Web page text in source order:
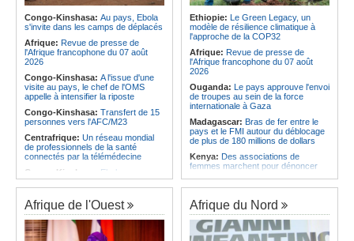
Sénégal craque au 3e quart-temps
et s'incline face à la Tunisie (44-43)
Afrique du Nord:Santé - La
Tunisie troisième pays arabe et 49e
au monde
Angola:La nouvelle loi renforce la
protection des institutions contre les
cyberattaques, selon Mário Oliveira
Angola:Le pays criminalise la
diffusion de fausses informations
sur Internet
Congo-Kinshasa: Au pays, Ebola
s'invite dans les camps de déplacés
Afrique: Revue de presse de
l'Afrique francophone du 07 août
2026
Congo-Kinshasa: A l'issue d'une
visite au pays, le chef de l'OMS
appelle à intensifier la riposte
Congo-Kinshasa: Transfert de 15
personnes vers l'AFC/M23
Centrafrique: Un réseau mondial
de professionnels de la santé
connectés par la télémédecine
Congo-Kinshasa: Ebola au pays -
Africa CDC mise sur les
communautés
Afrique Centrale:L'explosion de la
demande de viande de brousse
extermine la faune sauvage
Ethiopie: Le Green Legacy, un
modèle de résilience climatique à
l'approche de la COP32
Afrique: Revue de presse de
l'Afrique francophone du 07 août
2026
Ouganda: Le pays approuve l'envoi
de troupes au sein de la force
internationale à Gaza
Madagascar: Bras de fer entre le
pays et le FMI autour du déblocage
de plus de 180 millions de dollars
Kenya: Des associations de
femmes marchent pour dénoncer
Afrique:La CEA renforce les
capacités des parlementaires de
l'Afrique de l'Est
Congo-Kinshasa:
Après l'accord
avec une branche des FDLR, les
Afrique de l'Ouest Afrique du Nord